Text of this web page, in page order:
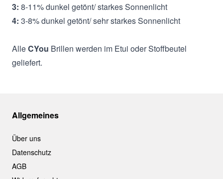
3: 8-11% dunkel getönt/ starkes Sonnenlicht
4: 3-8% dunkel getönt/ sehr starkes Sonnenlicht
AlleCYou Brillen werden im Etui oder Stoffbeutel
geliefert.
Allgemeines
Über uns
Datenschutz
AGB